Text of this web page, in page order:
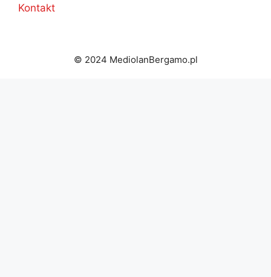
Kontakt
© 2024 MediolanBergamo.pl